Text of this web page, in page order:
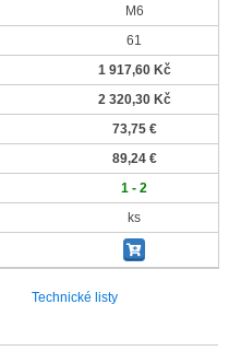
M6
61
1 917,60 Kč
2 320,30 Kč
73,75 €
89,24 €
1 - 2
ks
Technické listy